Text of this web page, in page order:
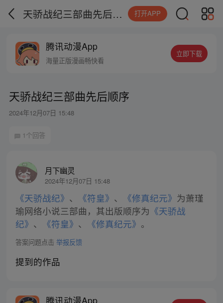
天骄战纪三部曲先后顺序 打开APP
腾讯动漫App
海量正版漫画畅快看
立即下载
天骄战纪三部曲先后顺序
2024年12月07日 15:48
1个回答
月下幽灵
2024年12月07日 15:48
《天骄战纪》 、 《符皇》 、 《修真纪元》 为萧瑾
瑜网络小说三部曲，其出版顺序为 《天骄战
纪》 、 《符皇》 、 《修真纪元》 。
答案问题点击 举报反馈
提到的作品
腾讯动漫App